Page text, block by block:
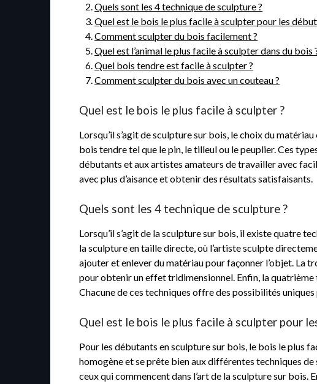
Quels sont les 4 technique de sculpture ?
Quel est le bois le plus facile à sculpter pour les
Comment sculpter du bois facilement ?
Quel est l’animal le plus facile à sculpter dans du bois
Quel bois tendre est facile à sculpter ?
Comment sculpter du bois avec un couteau ?
Quel est le bois le plus facile à sculpter ?
Lorsqu’il s’agit de sculpture sur bois, le choix du
bois tendre tel que le pin, le tilleul ou le peuplier. Ces
débutants et aux artistes amateurs de travailler avec
avec plus d’aisance et obtenir des résultats satisfaisants.
Quels sont les 4 technique de sculpture ?
Lorsqu’il s’agit de la sculpture sur bois, il existe quatre
la sculpture en taille directe, où l’artiste sculpte
ajouter et enlever du matériau pour façonner l’objet. La
pour obtenir un effet tridimensionnel. Enfin, la
Chacune de ces techniques offre des possibilités
Quel est le bois le plus facile à sculpter pour
Pour les débutants en sculpture sur bois, le bois le plus
homogène et se prête bien aux différentes techniques
ceux qui commencent dans l’art de la sculpture sur